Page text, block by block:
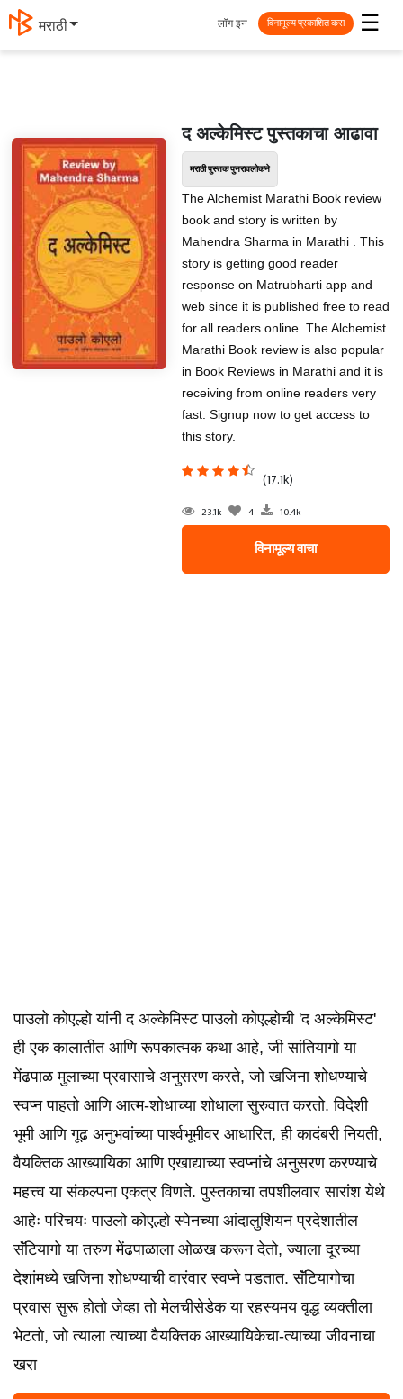
मराठी ☰
लॉग इन विनामूल्य प्रकाशित करा
द अल्केमिस्ट पुस्तकाचा आढावा
मराठी पुस्तक पुनरावलोकने
The Alchemist Marathi Book review
book and story is written by
Mahendra Sharma in Marathi . This
story is getting good reader
response on Matrubharti app and
web since it is published free to read
for all readers online. The Alchemist
Marathi Book review is also popular
in Book Reviews in Marathi and it is
receiving from online readers very
fast. Signup now to get access to
this story.
(17.1k)
23.1k 4 10.4k
विनामूल्य वाचा
पाउलो कोएल्हो यांनी द अल्केमिस्ट पाउलो कोएल्होची 'द अल्केमिस्ट'
ही एक कालातीत आणि रूपकात्मक कथा आहे, जी सांतियागो या
मेंढपाळ मुलाच्या प्रवासाचे अनुसरण करते, जो खजिना शोधण्याचे
स्वप्न पाहतो आणि आत्म-शोधाच्या शोधाला सुरुवात करतो. विदेशी
भूमी आणि गूढ अनुभवांच्या पार्श्वभूमीवर आधारित, ही कादंबरी नियती,
वैयक्तिक आख्यायिका आणि एखाद्याच्या स्वप्नांचे अनुसरण करण्याचे
महत्त्व या संकल्पना एकत्र विणते. पुस्तकाचा तपशीलवार सारांश येथे
आहेः परिचयः पाउलो कोएल्हो स्पेनच्या आंदालुशियन प्रदेशातील
सॅंटियागो या तरुण मेंढपाळाला ओळख करून देतो, ज्याला दूरच्या
देशांमध्ये खजिना शोधण्याची वारंवार स्वप्ने पडतात. सॅंटियागोचा
प्रवास सुरू होतो जेव्हा तो मेलचीसेडेक या रहस्यमय वृद्ध व्यक्तीला
भेटतो, जो त्याला त्याच्या वैयक्तिक आख्यायिकेचा-त्याच्या जीवनाचा
खरा